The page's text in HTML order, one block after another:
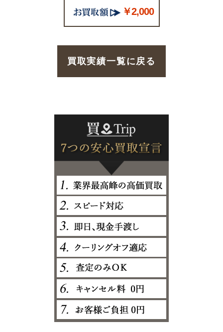
￥2,000
買取実績一覧に戻る